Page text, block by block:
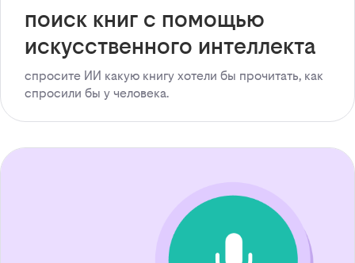
поиск книг с помощью
искусственного интеллекта
спросите ИИ какую книгу хотели бы прочитать, как
спросили бы у человека.